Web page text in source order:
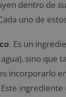
dentro de
uno de
. Es un
sino que
incorporarlo
Este